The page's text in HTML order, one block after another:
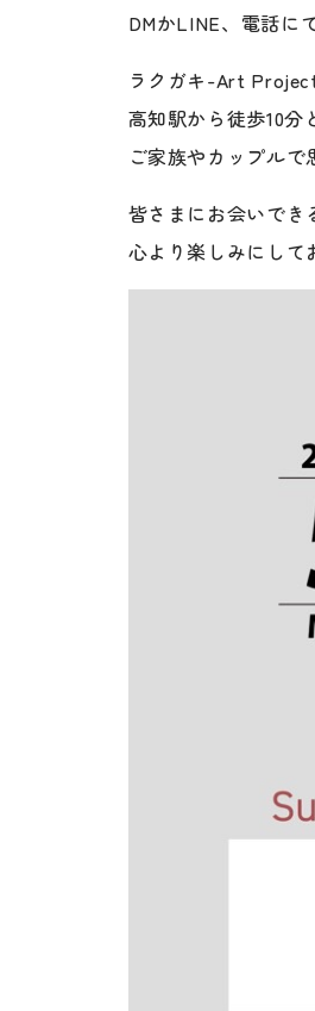
DMかLINE、電話に
ラクガキ-Art
高知駅から徒歩10分
ご家族やカップルで
皆さまにお会いでき
心より楽しみにして